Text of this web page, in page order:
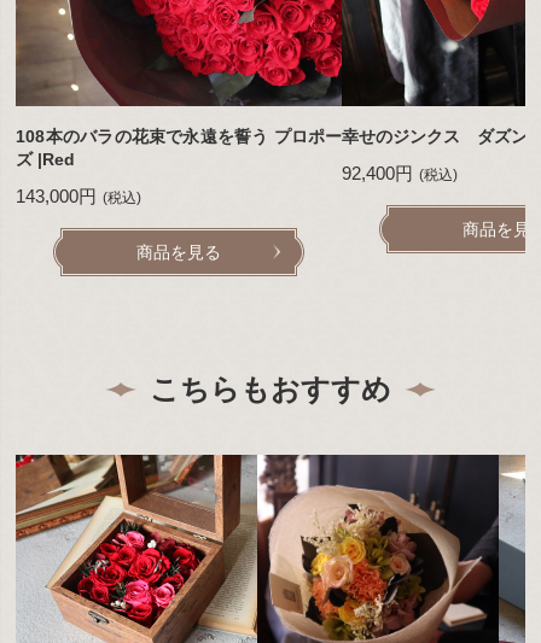
108本のバラの花束で永遠を誓う プロポー
ズ |Red
143,000円 (税込)
商品を見る
幸せのジンクス ダズン
92,400円 (税込)
商品を見
こちらもおすすめ